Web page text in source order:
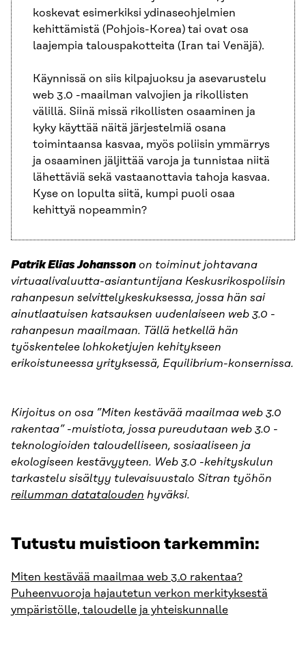
koskevat esimerkiksi ydinaseohjelmien
kehittämistä (Pohjois-Korea) tai ovat osa
laajempia talouspakotteita (Iran tai Venäjä).
Käynnissä on siis kilpajuoksu ja asevarustelu
web 3.0 -maailman valvojien ja rikollisten
välillä. Siinä missä rikollisten osaaminen ja
kyky käyttää näitä järjestelmiä osana
toimintaansa kasvaa, myös poliisin ymmärrys
ja osaaminen jäljittää varoja ja tunnistaa niitä
lähettäviä sekä vastaanottavia tahoja kasvaa.
Kyse on lopulta siitä, kumpi puoli osaa
kehittyä nopeammin?
Patrik Elias Johansson on toiminut johtavana
virtuaalivaluutta-asiantuntijana Keskusrikospoliisin
rahanpesun selvittelykeskuksessa, jossa hän sai
ainutlaatuisen katsauksen uudenlaiseen web 3.0 -
rahanpesun maailmaan. Tällä hetkellä hän
työskentelee lohkoketjujen kehitykseen
erikoistuneessa yrityksessä, Equilibrium-konsernissa.
Kirjoitus on osa ”Miten kestävää maailmaa web 3.0
rakentaa” -muistiota, jossa pureudutaan web 3.0 -
teknologioiden taloudelliseen, sosiaaliseen ja
ekologiseen kestävyyteen. Web 3.0 -kehityskulun
tarkastelu sisältyy tulevaisuustalo Sitran työhön
reilumman datatalouden hyväksi.
Tutustu muistioon tarkemmin:
Miten kestävää maailmaa web 3.0 rakentaa?
Puheenvuoroja hajautetun verkon merkityksestä
ympäristölle, taloudelle ja yhteiskunnalle